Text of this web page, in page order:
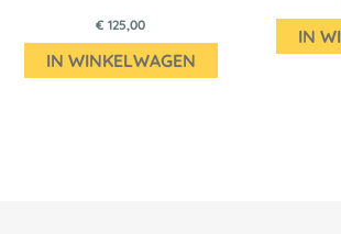
€ 125,00
IN WINKELWAGEN
IN